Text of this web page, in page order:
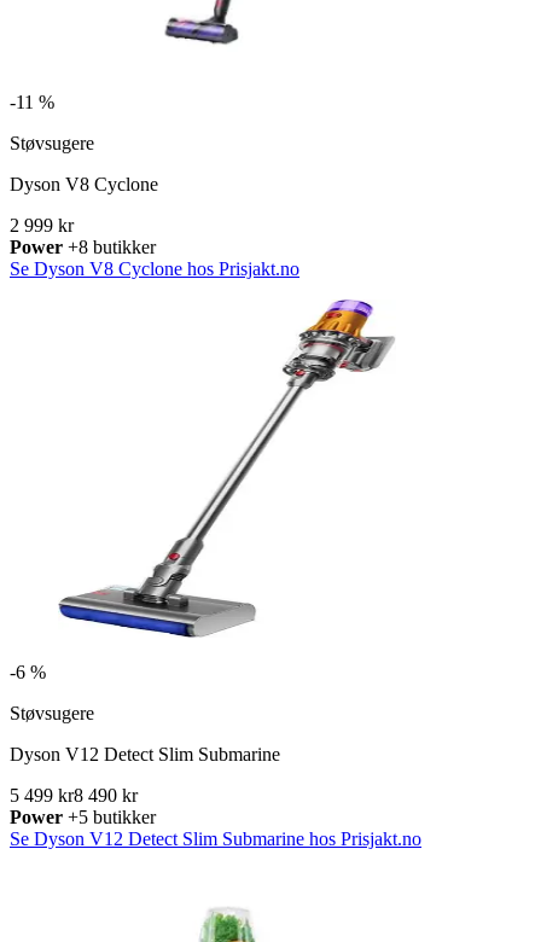
-11 %
Støvsugere
Dyson V8 Cyclone
2 999 kr
Power +8 butikker
Se Dyson V8 Cyclone hos Prisjakt.no
-6 %
Støvsugere
Dyson V12 Detect Slim Submarine
5 499 kr8 490 kr
Power +5 butikker
Se Dyson V12 Detect Slim Submarine hos Prisjakt.no